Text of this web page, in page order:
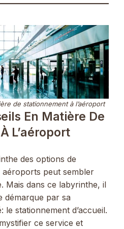
de stationnement à l’aéroport
En Matière De
L’aéroport
des options de
aéroports peut sembler
Mais dans ce labyrinthe, il
démarque par sa
le stationnement d’accueil.
ce service et